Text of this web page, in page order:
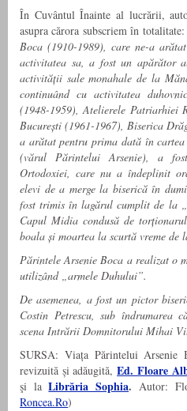
În Cuvântul Înainte al lucrării,
asupra cărora subscriem în totalitate:
Boca (1910-1989), care ne-a arătat
activitatea sa, a fost un apărător
activității sale monahale de la
continuând cu activitatea
(1948-1959), Atelierele Patriarhiei
București (1961-1967), Biserica
a arătat pentru prima dată în
(vărul Părintelui Arsenie), a
Ortodoxiei, care nu a îndeplinit
elevi de a merge la biserică în
fost trimis în lagărul cumplit de la
Capul Midia condusă de
boala și moartea la scurtă vreme de
Părintele Arsenie Boca a realizat o
utilizând „armele Duhului”.
De asemenea, a fost un pictor
Costin Petrescu, sub îndrumarea
scena Intrării Domnitorului Mihai
SURSA: Viața Părintelui
revizuită și adăugită, Ed. Floare
şi laLibrăria Sophia. Autor:
Roncea.Ro)